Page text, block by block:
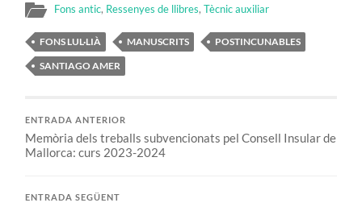
Fons antic, Ressenyes de llibres,Tècnic auxiliar
FONS LUL·LIÀ MANUSCRITS
POSTINCUNABLES
SANTIAGO AMER
ENTRADA ANTERIOR
Memòria dels treballs subvencionats pel Consell Insular de
Mallorca: curs 2023-2024
ENTRADA SEGÜENT